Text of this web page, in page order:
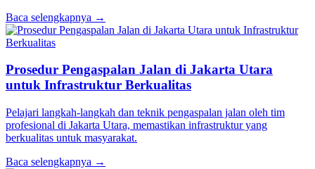
Baca selengkapnya →
Prosedur Pengaspalan Jalan di Jakarta Utara
untuk Infrastruktur Berkualitas
Pelajari langkah-langkah dan teknik pengaspalan jalan oleh tim
profesional di Jakarta Utara, memastikan infrastruktur yang
berkualitas untuk masyarakat.
Baca selengkapnya →